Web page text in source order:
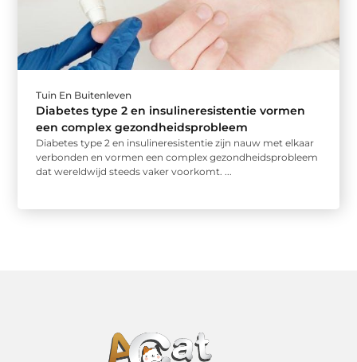
Tuin En Buitenleven
Diabetes type 2 en insulineresistentie vormen
een complex gezondheidsprobleem
Diabetes type 2 en insulineresistentie zijn nauw met elkaar
verbonden en vormen een complex gezondheidsprobleem
dat wereldwijd steeds vaker voorkomt. ...